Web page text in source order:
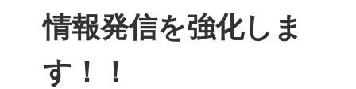
情報発信を強化しま
す！！